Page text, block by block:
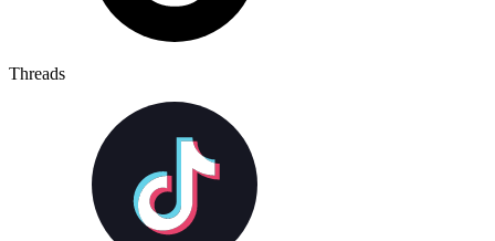
Threads